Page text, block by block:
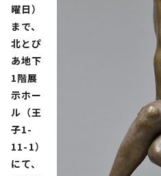
曜日）
まで、
北とぴ
あ地下
1階展
示ホー
ル（王
子1-
11-1）
にて、